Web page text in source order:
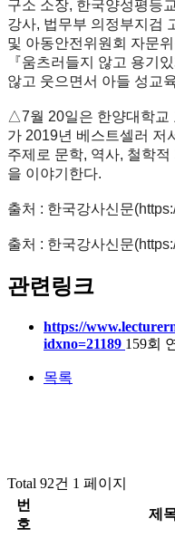
구소 소장, 한국양성평등
강사, 법무부 의정부지검
및 아동안전위원회 자문
『움츠러들지 않고 용기
않고 웃으면서 아들 성교
△7월 20일은 한양대학교
가 2019년 베스트셀러 저
주제로 문학, 역사, 철학
을 이야기한다.
출처 : 한국강사신문(
출처 : 한국강사신문(
관련링크
https://
idxno=21189 159회
목록
Total 92건 1 페이지
번
호
제